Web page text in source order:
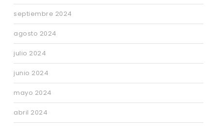
septiembre 2024
agosto 2024
julio 2024
junio 2024
mayo 2024
abril 2024